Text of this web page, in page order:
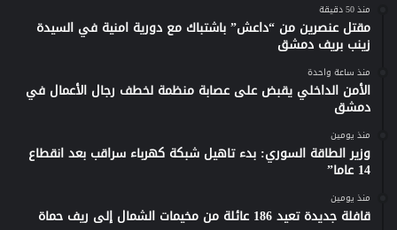
منذ 50 دقيقة
مقتل عنصرين من “داعش” باشتباك مع دورية امنية في السيدة
زينب بريف دمشق
منذ ساعة واحدة
الأمن الداخلي يقبض على عصابة منظمة لخطف رجال الأعمال في
دمشق
منذ يومين
وزير الطاقة السوري: بدء تاهيل شبكة كهرباء سراقب بعد انقطاع
14 عاما”
منذ يومين
قافلة جديدة تعيد 186 عائلة من مخيمات الشمال إلى ريف حماة